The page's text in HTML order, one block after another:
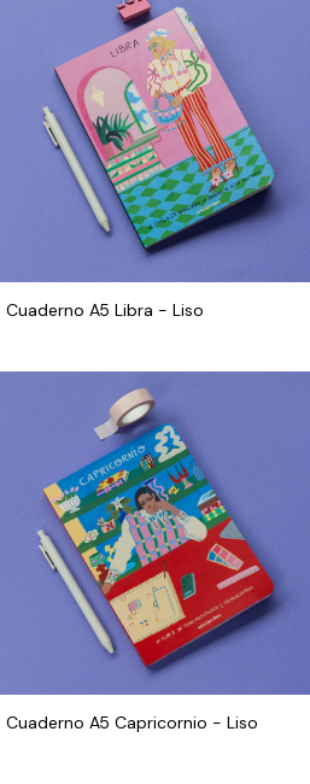
Cuaderno A5 Libra - Liso
Cuaderno A5 Capricornio - Liso